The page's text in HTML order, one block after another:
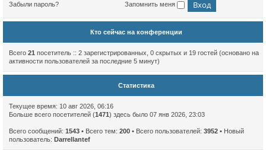
Забыли пароль? Запомнить меня
Кто сейчас на конференции
Всего 21 посетитель :: 2 зарегистрированных, 0 скрытых и 19 гостей (основано на
активности пользователей за последние 5 минут)
Статистика
Текущее время: 10 авг 2026, 06:16
Больше всего посетителей (1471) здесь было 07 янв 2026, 23:03
Всего сообщений: 1543 • Всего тем: 200 • Всего пользователей: 3952 • Новый
пользователь: Darrellantef